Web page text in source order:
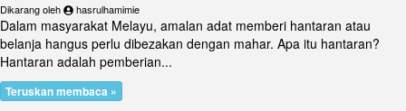
Dikarang oleh hasrulhamimie
Dalam masyarakat Melayu, amalan adat memberi hantaran atau
belanja hangus perlu dibezakan dengan mahar. Apa itu hantaran?
Hantaran adalah pemberian...
Teruskan membaca »